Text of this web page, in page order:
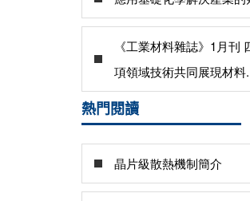
《工業材料雜誌》1月刊
項領域技術共同展現材料
熱門閱讀
晶片級散熱機制簡介